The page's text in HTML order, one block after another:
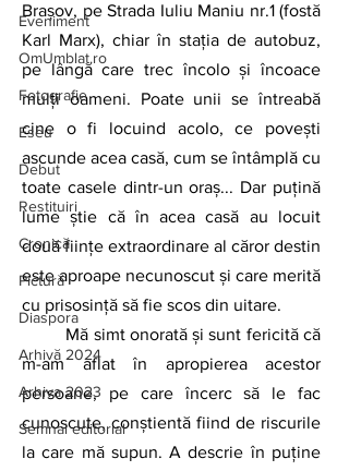
Eveniment
OmUmblat.ro
Fotografie
Eseu
Debut
Restituiri
Cronică
Pictură
Diaspora
Arhivă 2024
Arhiva 2023
Semnal editorial
Brașov, pe Strada Iuliu Maniu nr.1 (fostă
Karl Marx), chiar în stația de autobuz,
pe lângă care trec încolo și încoace
mulți oameni. Poate unii se întreabă
cine o fi locuind acolo, ce povești
ascunde acea casă, cum se întâmplă cu
toate casele dintr-un oraș... Dar puțină
lume știe că în acea casă au locuit
două ființe extraordinare al căror destin
este aproape necunoscut și care merită
cu prisosință să fie scos din uitare.
m-am aflat în apropierea acestor
persoane, pe care încerc să le fac
cunoscute, conștientă fiind de riscurile
la care mă supun. A descrie în puține